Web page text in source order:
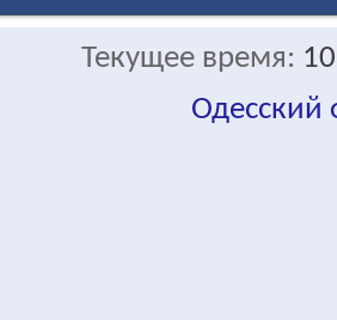
Текущее время:
Одесский